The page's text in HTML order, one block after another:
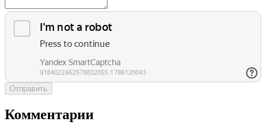
Отправить
Комментарии